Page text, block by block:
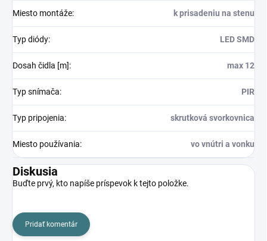
Miesto montáže: k prisadeniu na stenu
Typ diódy: LED SMD
Dosah čidla [m]: max 12
Typ snímača: PIR
Typ pripojenia: skrutková svorkovnica
Miesto používania: vo vnútri a vonku
Diskusia
Buďte prvý, kto napíše príspevok k tejto položke.
Pridať komentár